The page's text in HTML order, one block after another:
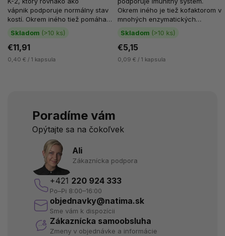
Skladom (>10 ks)
€11,91
0,40 € / 1 kapsula
vápnik podporuje normálny stav
kostí. Okrem iného tiež pomáha
udržiavať normálnu...
Skladom (>10 ks)
€5,15
0,09 € / 1 kapsula
Okrem iného je tiež kofaktorom v
mnohých enzymatických
reakciách. P-5-P je...
Poradíme vám
Opýtajte sa na čokoľvek
Ali
Zákaznícka podpora
+421 220 924 333
Po–Pi 8:00–16:00
objednavky@natima.sk
Sme vám k dispozícii
Zákaznícka samoobsluha
Zmeny v objednávke a informácie